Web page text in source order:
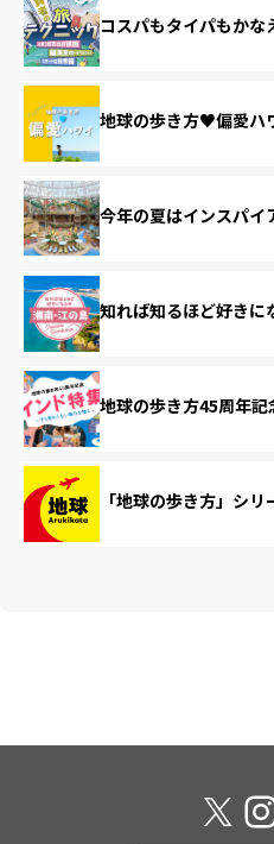
コスパもタイパもかな
地球の歩き方♥偏愛ハ
今年の夏はインスパイ
知れば知るほど好きに
地球の歩き方45周年記
「地球の歩き方」シ